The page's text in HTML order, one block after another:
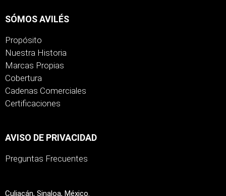
SÓMOS AVILÉS
Propósito
Nuestra Historia
Marcas Propias
Cobertura
Cadenas Comerciales
Certificaciones
AVISO DE PRIVACIDAD
Preguntas Frecuentes
Culiacán, Sinaloa, México.